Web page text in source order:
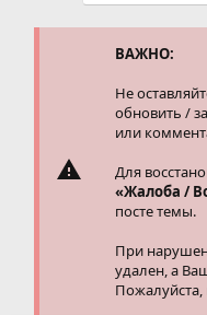
ВАЖНО:
Не
обновить /
или
Для
«Жалоба /
посте темы.
При
удален, а
Пожалуйста,